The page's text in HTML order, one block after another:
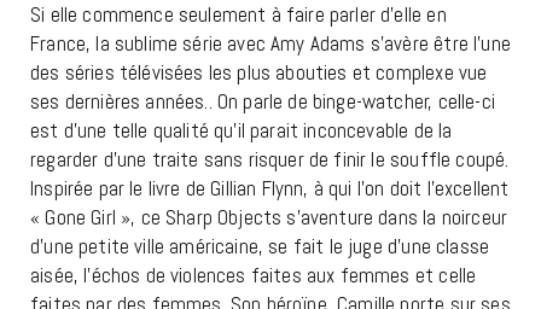
Si elle commence seulement à faire parler d’elle en
France, la sublime série avec Amy Adams s’avère être l’une
des séries télévisées les plus abouties et complexe vue
ses dernières années.. On parle de binge-watcher, celle-ci
est d’une telle qualité qu’il parait inconcevable de la
regarder d’une traite sans risquer de finir le souffle coupé.
Inspirée par le livre de Gillian Flynn, à qui l’on doit l’excellent
« Gone Girl », ce Sharp Objects s’aventure dans la noirceur
d’une petite ville américaine, se fait le juge d’une classe
aisée, l’échos de violences faites aux femmes et celle